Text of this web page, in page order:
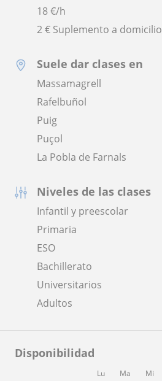
18€/h
2 € Suplemento a domicilio
Suele dar clases en
Massamagrell
Rafelbuñol
Puig
Puçol
La Pobla de Farnals
Niveles de las clases
Infantil y preescolar
Primaria
ESO
Bachillerato
Universitarios
Adultos
Disponibilidad
Lu Ma Mi